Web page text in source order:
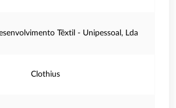
Têxtil - Unipessoal, Lda
Clothius